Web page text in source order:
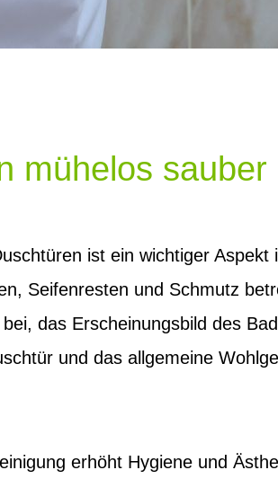
mühelos
ist ein wichtiger
Seifenresten und Schmutz
das Erscheinungsbild des
und das allgemeine
erhöht Hygiene und